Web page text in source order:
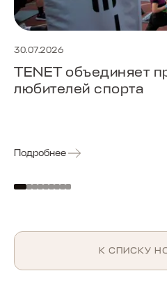
30.07.2026
TENET объединяет
любителей спорта
Подробнее
К СПИСКУ